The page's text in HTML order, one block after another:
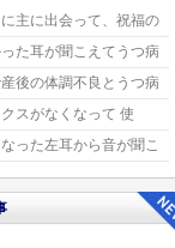
に主に出会って、祝福の
った耳が聞こえてうつ病
産後の体調不良とうつ病
クスがなくなって 使
なった左耳から音が聞こ